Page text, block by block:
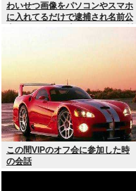
わいせつ画像をパソコンやスマホ
に入れてるだけで逮捕され名前公
表、クビになる時代 アメリカの情
この間VIPのオフ会に参加した時
の会話